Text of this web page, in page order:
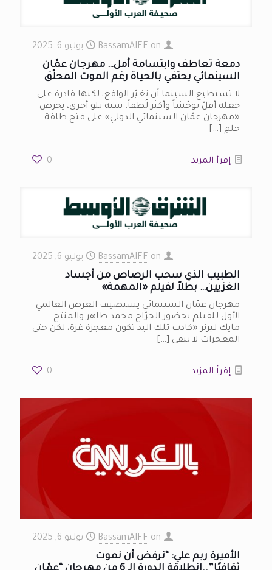
BassamAIFF on يوليو 6, 2025
دمعة تعاطف وابتسامة أمل… مهرجان عمّان
السينمائي يحتفي بالحياة رغم الموت المحلّق
لا تستطيع السينما أن تغيّر الواقع، لكنها قادرة على
جعله أقلّ توحّشاً وأكثر لُطفاً. سنةً تلو أخرى، يحرص
«مهرجان عمّان السينمائي الدولي» على فتح طاقة
حلمٍ […]
0 إقرأ المزيد
BassamAIFF on يوليو 6, 2025
الطبيب الذي سحب الرصاص من أجساد
الغزيين… بطلاً لفيلم «المهمة»
مهرجان عمّان السينمائي يستضيف العرض العالمي
الأول للفيلم بحضور الجرّاح محمد طاهر والمنتج
مايك ليرنر «كادت تلك اليد تكون معجزة غزة، لكن حتى
المعجزات لا تبقى […]
0 إقرأ المزيد
BassamAIFF on يوليو 6, 2025
الأميرة ريم علي: “نرفض أن نموت